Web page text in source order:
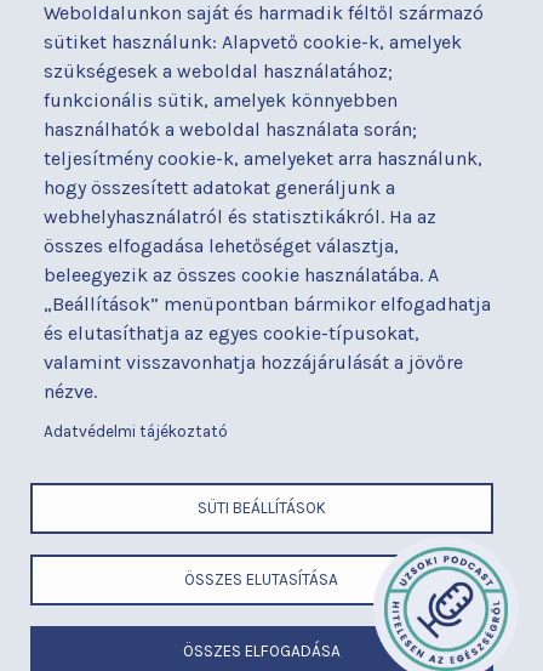
Weboldalunkon saját és harmadik féltől származó
sütiket használunk: Alapvető cookie-k, amelyek
szükségesek a weboldal használatához;
funkcionális sütik, amelyek könnyebben
használhatók a weboldal használata során;
teljesítmény cookie-k, amelyeket arra használunk,
hogy összesített adatokat generáljunk a
webhelyhasználatról és statisztikákról. Ha az
összes elfogadása lehetőséget választja,
beleegyezik az összes cookie használatába. A
„Beállítások” menüpontban bármikor elfogadhatja
és elutasíthatja az egyes cookie-típusokat,
valamint visszavonhatja hozzájárulását a jövőre
nézve.
Adatvédelmi tájékoztató
SÜTI BEÁLLÍTÁSOK
ÖSSZES ELUTASÍTÁSA
ÖSSZES ELFOGADÁSA
a Semmelweis Egyetem Általános Orvostudományi Kar Gyakorló
Orvosaink
Osztályaink
Kapcsolat
Akadálymentesítési
nyilatkozat
Alapítványaink
Betegjogi képviselő
Címek és telefonszámok
Diagnosztika
Események
Gyermekmegőrző
Házirend
Hírek
Parkolás
Térítéses ellátás
Videógaléria
Visszajelzések
Várólista
Közérdekű adatok
LÁBLÉC
Cím
Telefonszám
Felhasználási feltételek